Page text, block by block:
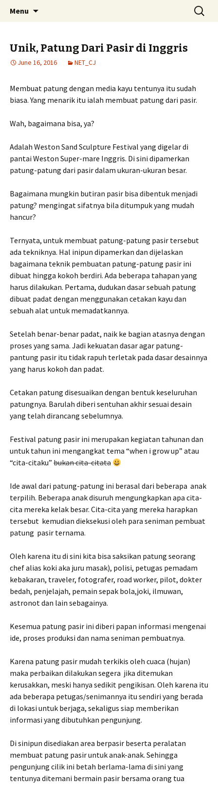
Menu
Search
for:
Unik, Patung Dari Pasir di Inggris
June 16, 2016 NET_CJ
Membuat patung dengan media kayu tentunya itu sudah
biasa. Yang menarik itu ialah membuat patung dari pasir.
Wah, bagaimana bisa, ya?
Adalah Weston Sand Sculpture Festival yang digelar di
pantai Weston Super-mare Inggris. Di sini dipamerkan
patung-patung dari pasir dalam ukuran-ukuran besar.
Bagaimana mungkin butiran pasir bisa dibentuk menjadi
patung? mengingat sifatnya bila ditumpuk yang mudah
hancur?
Ternyata, untuk membuat patung-patung pasir tersebut
ada tekniknya. Hal inipun dipamerkan dan dijelaskan
bagaimana teknik pembuatan patung-patung pasir ini
dibuat hingga kokoh berdiri. Ada beberapa tahapan yang
harus dilakukan. Pertama, dudukan dasar sebuah patung
dibuat padat dengan menggunakan cetakan kayu dan
sebuah alat untuk memadatkannya.
Setelah benar-benar padat, naik ke bagian atasnya dengan
proses yang sama. Jadi kekuatan dasar agar patung-
pantung pasir itu tidak rapuh terletak pada dasar desainnya
yang harus kokoh dan padat.
Cetakan patung disesuaikan dengan bentuk keseluruhan
patungnya. Barulah diberi sentuhan akhir sesuai desain
yang telah dirancang sebelumnya.
Festival patung pasir ini merupakan kegiatan tahunan dan
untuk tahun ini mengangkat tema “when i grow up” atau
“cita-citaku” bukan cita-citata
Ide awal dari patung-patung ini berasal dari beberapa anak
terpilih. Beberapa anak disuruh mengungkapkan apa cita-
cita mereka kelak besar. Cita-cita yang mereka harapkan
tersebut kemudian dieksekusi oleh para seniman pembuat
patung pasir ternama.
Oleh karena itu di sini kita bisa saksikan patung seorang
chef alias koki aka juru masak), polisi, petugas pemadam
kebakaran, traveler, fotografer, road worker, pilot, dokter
bedah, penjelajah, pemain sepak bola,joki, ilmuwan,
astronot dan lain sebagainya.
Kesemua patung pasir ini diberi papan informasi mengenai
ide, proses produksi dan nama seniman pembuatnya.
Karena patung pasir mudah terkikis oleh cuaca (hujan)
maka perbaikan dilakukan segera jika ditemukan
kerusakkan, meski hanya sedikit pengikisan. Oleh karena itu
ada beberapa petugas/senimannya itu sendiri yang berada
di lokasi untuk berjaga, sekaligus siap memberikan
informasi yang dibutuhkan pengunjung.
Di sinipun disediakan area berpasir beserta peralatan
membuat patung pasir untuk anak-anak. Sehingga
pengunjung cilik ini betah berlama-lama di sini yang
tentunya ditemani bermain pasir bersama orang tua